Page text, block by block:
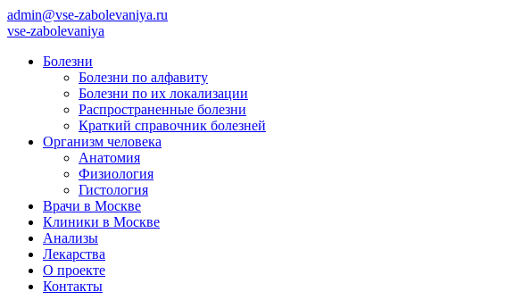
admin@vse-zabolevaniya.ru
vse-zabolevaniya
Болезни
Болезни по алфавиту
Болезни по их локализации
Распространенные болезни
Краткий справочник болезней
Организм человека
Анатомия
Физиология
Гистология
Врачи в Москве
Клиники в Москве
Анализы
Лекарства
О проекте
Контакты